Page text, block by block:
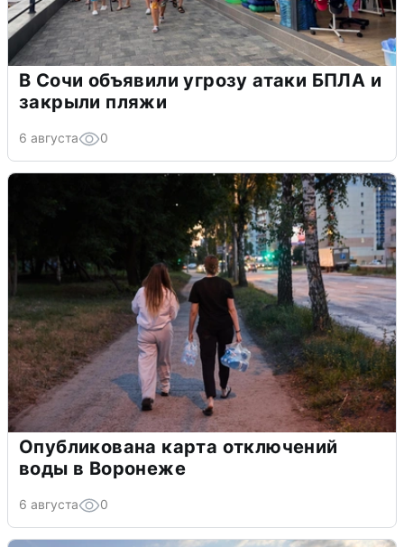
В Сочи объявили угрозу атаки БПЛА и
закрыли пляжи
6 августа 0
Опубликована карта отключений
воды в Воронеже
6 августа 0